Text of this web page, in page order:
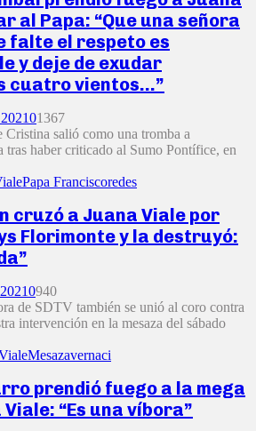
al Papa: “Que una señora
falte el respeto es
y deje de exudar
cuatro vientos…”
01367
Cristina salió como una tromba a
tras haber criticado al Sumo Pontífice, en
Papa Franciscoredes
cruzó a Juana Viale por
Florimonte y la destruyó:
0940
de SDTV también se unió al coro contra
intervención en la mesaza del sábado
Mesazavernaci
prendió fuego a la mega
“Es una víbora”